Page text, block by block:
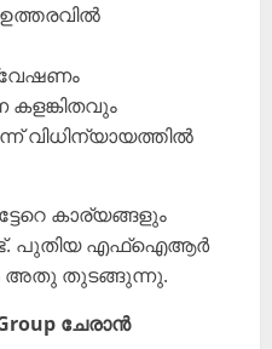
കളങ്കിതവും
കാര്യങ്ങളും
പുതിയ എഫ്ഐആർ
അതു തുടങ്ങുന്നു.
ചേരാൻ